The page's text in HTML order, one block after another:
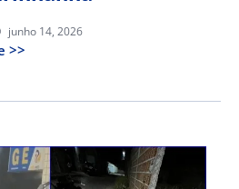
junho 14, 2026
>>